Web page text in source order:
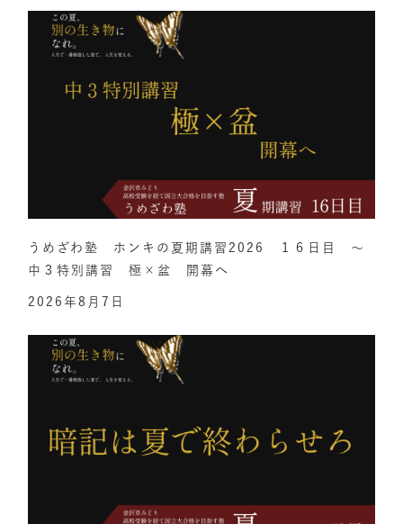
うめざわ塾 ホンキの夏期講習2026 １６日目 ～
中３特別講習 極×盆 開幕へ
2026年8月7日